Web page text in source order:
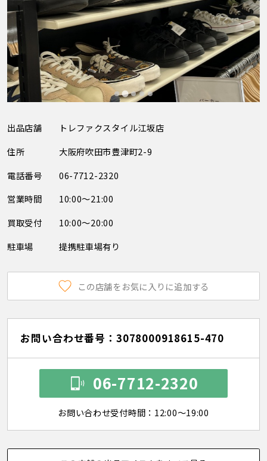
出品店舗
トレファクスタイル江坂店
住所
大阪府吹田市豊津町2-9
電話番号
06-7712-2320
営業時間
10:00～21:00
買取受付
10:00～20:00
駐車場
提携駐車場有り
この店舗をお気に入りに追加する
お問い合わせ番号：3078000918615-470
06-7712-2320
お問い合わせ受付時間：12:00～19:00